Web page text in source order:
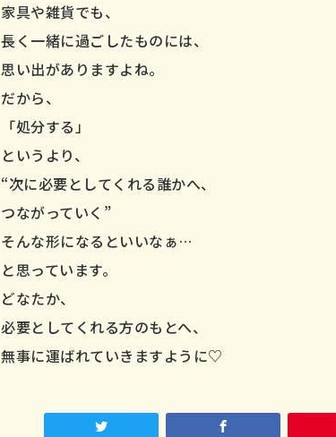
家具や雑貨でも、
長く一緒に過ごしたものには、
思い出がありますよね。
だから、
「処分する」
というより、
“次に必要としてくれる誰かへ、
つながっていく”
そんな形になるといいなぁ…
と思っています。
どなたか、
必要としてくれる方のもとへ、
無事に運ばれていきますように♡